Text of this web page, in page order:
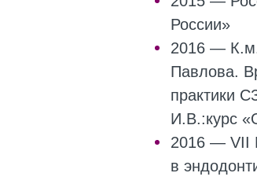
России»
2016 —
Павлова.
практики
И.В.:курс
2016 — VII
в